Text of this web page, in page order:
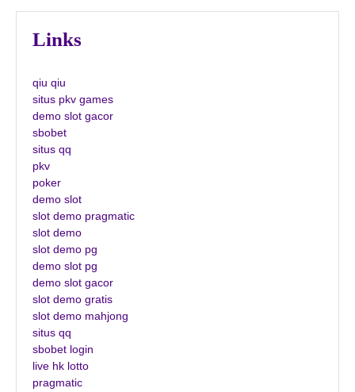
Links
qiu qiu
situs pkv games
demo slot gacor
sbobet
situs qq
pkv
poker
demo slot
slot demo pragmatic
slot demo
slot demo pg
demo slot pg
demo slot gacor
slot demo gratis
slot demo mahjong
situs qq
sbobet login
live hk lotto
pragmatic